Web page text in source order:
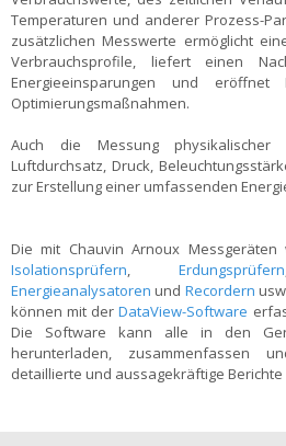
Temperaturen und anderer Prozess-
zusätzlichen Messwerte ermöglicht
Verbrauchsprofile, liefert einen
Energieeinsparungen und
Optimierungsmaßnahmen.
Auch die Messung physikalischer
Luftdurchsatz, Druck,
zur Erstellung einer umfassenden
Die mit Chauvin Arnoux Messgeräten
Isolationsprüfern,Erdungsprüfern
Energieanalysatoren und Recordern
können mit derDataView-Software
Die Software kann alle in den
herunterladen, zusammenfassen
detaillierte und aussagekräftige